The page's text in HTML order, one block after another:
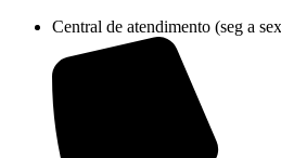
conteúdo
Central de atendimento (seg a